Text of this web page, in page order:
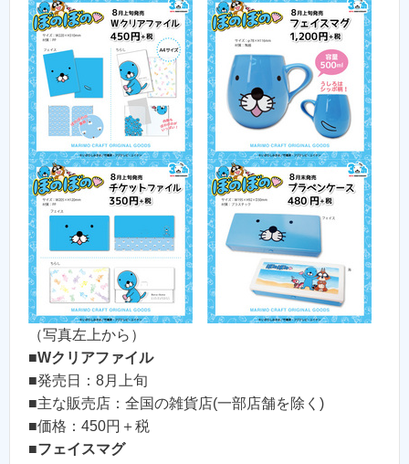
（写真左上から）
■Wクリアファイル
■発売日：8月上旬
■主な販売店：全国の雑貨店(一部店舗を除く)
■価格：450円＋税
■フェイスマグ